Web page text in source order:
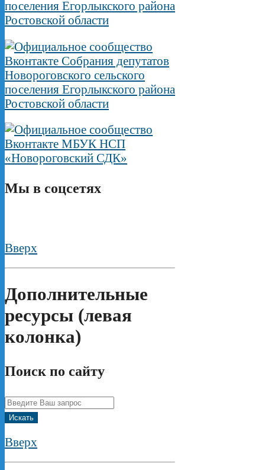
Мы в соцсетях
Вверх
Дополнительные
ресурсы (левая
колонка)
Поиск по сайту
Искать
Вверх